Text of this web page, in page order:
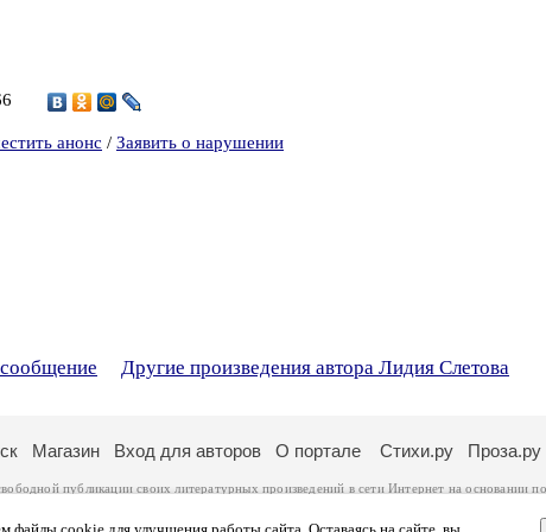
анонс / Заявить о нарушении
Другие произведения автора Лидия Слетова
Магазин Вход для авторов О портале Стихи.ру Проза.ру
публикации своих литературных произведений в сети Интернет на основании
. Перепечатка произведений возможна только с согласия его автора, к
несут самостоятельно на основании
законодательства